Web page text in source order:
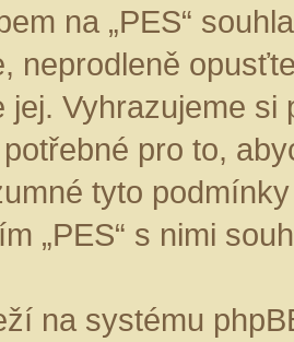
na „PES“
neprodleně
jej. Vyhrazujeme
pro to,
tyto
„PES“ s nimi
na systému